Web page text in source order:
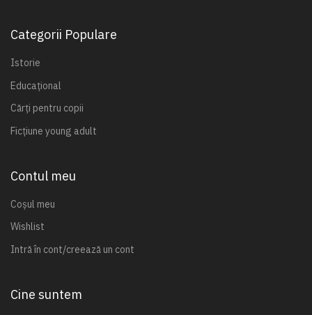
Categorii Populare
Istorie
Educațional
Cărți pentru copii
Ficțiune young adult
Contul meu
Coșul meu
Wishlist
Intră în cont/creează un cont
Cine suntem